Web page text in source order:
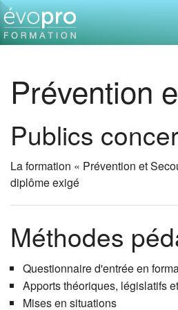
Prévention
Publics
La formation « Prévention et
diplôme exigé
Méthodes
Questionnaire d'entrée en
Apports théoriques, législatifs
Mises en situations